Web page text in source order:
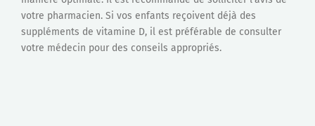
votre pharmacien. Si vos enfants reçoivent déjà des
suppléments de vitamine D, il est préférable de consulter
votre médecin pour des conseils appropriés.